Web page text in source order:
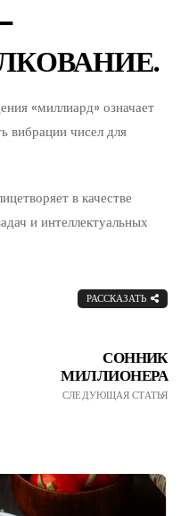
«миллиард» означает
вибрации чисел для
в качестве
и интеллектуальных
РАССКАЗАТЬ
СОННИК
МИЛЛИОНЕРА
СЛЕДУЮЩАЯ СТАТЬЯ